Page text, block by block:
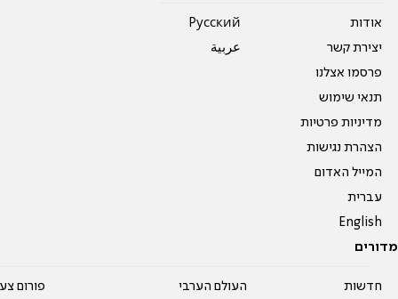
אודות
יצירת קשר
פרסמו אצלנו
תנאי שימוש
מדיניות פרטיות
הצהרת נגישות
המייל האדום
עברית
English
Pусский
عربية
מדורים
חדשות
העולם הערבי
פורום